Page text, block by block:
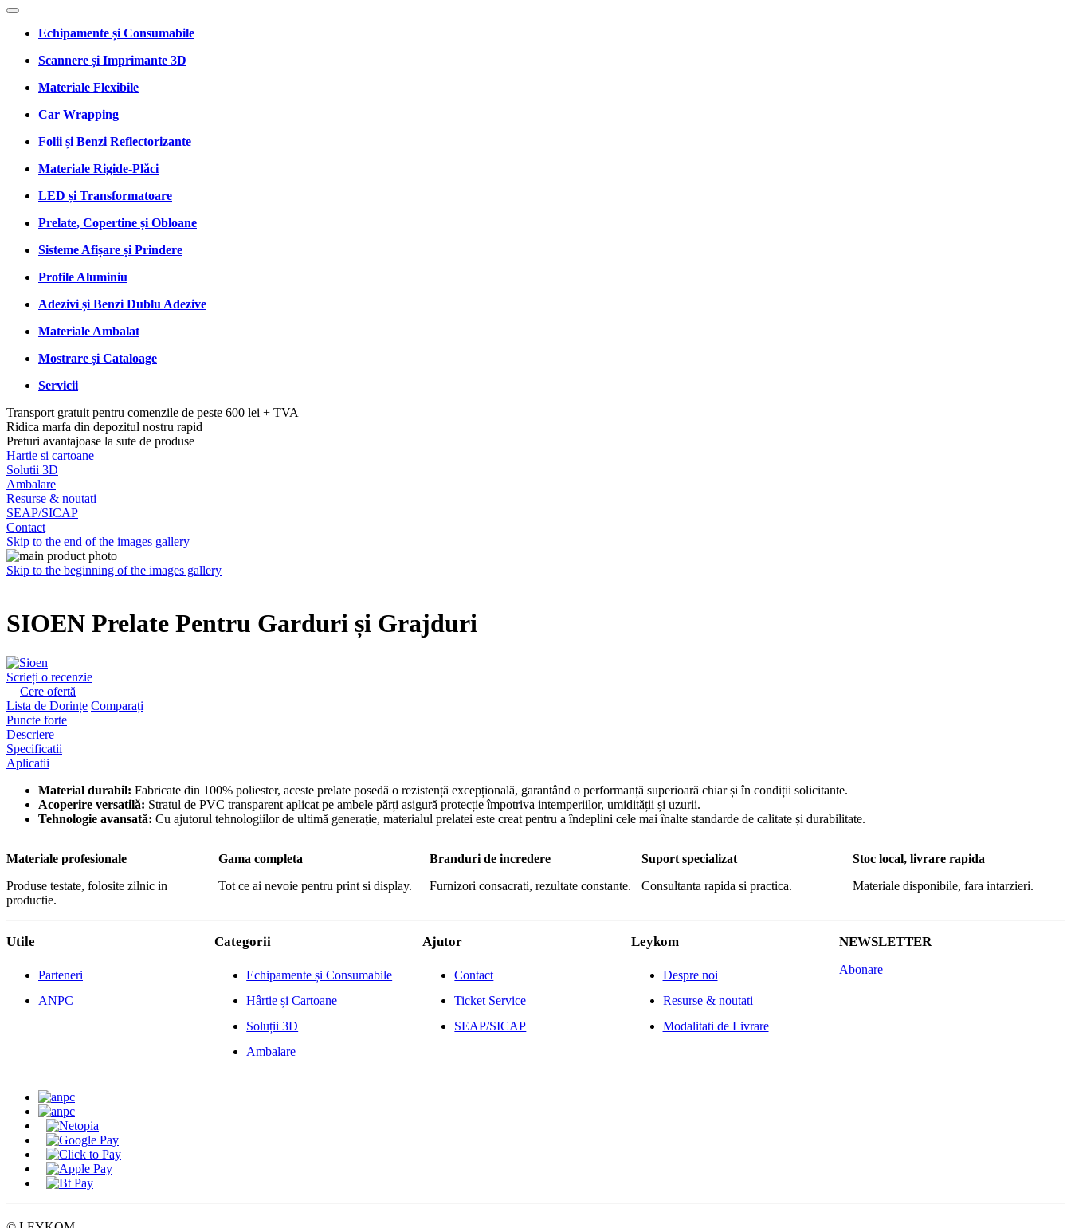
Echipamente și Consumabile
Scannere și Imprimante 3D
Materiale Flexibile
Car Wrapping
Folii și Benzi Reflectorizante
Materiale Rigide-Plăci
LED și Transformatoare
Prelate, Copertine și Obloane
Sisteme Afișare și Prindere
Profile Aluminiu
Adezivi și Benzi Dublu Adezive
Materiale Ambalat
Mostrare și Cataloage
Servicii
Transport gratuit pentru comenzile de peste 600 lei + TVA
Ridica marfa din depozitul nostru rapid
Preturi avantajoase la sute de produse
Hartie si cartoane
Solutii 3D
Ambalare
Resurse & noutati
SEAP/SICAP
Contact
Skip to the end of the images gallery
Skip to the beginning of the images gallery
SIOEN Prelate Pentru Garduri și Grajduri
Scrieți o recenzie
Cere ofertă
Lista de Dorințe Comparați
Puncte forte
Descriere
Specificatii
Aplicatii
Material durabil: Fabricate din 100% poliester, aceste prelate posedă o rezistență excepțională, garantând o performanță superioară chiar și în condiții solicitante.
Acoperire versatilă: Stratul de PVC transparent aplicat pe ambele părți asigură protecție împotriva intemperiilor, umidității și uzurii.
Tehnologie avansată: Cu ajutorul tehnologiilor de ultimă generație, materialul prelatei este creat pentru a îndeplini cele mai înalte standarde de calitate și durabilitate.
Materiale profesionale
Produse testate, folosite zilnic in
productie.
Gama completa
Tot ce ai nevoie pentru print si display.
Branduri de incredere
Furnizori consacrati, rezultate constante.
Suport specializat
Consultanta rapida si practica.
Stoc local, livrare rapida
Materiale disponibile, fara intarzieri.
Utile
Parteneri
ANPC
Categorii
Echipamente și Consumabile
Hârtie și Cartoane
Soluții 3D
Ambalare
Ajutor
Contact
Ticket Service
SEAP/SICAP
Leykom
Despre noi
Resurse & noutati
Modalitati de Livrare
NEWSLETTER
Abonare